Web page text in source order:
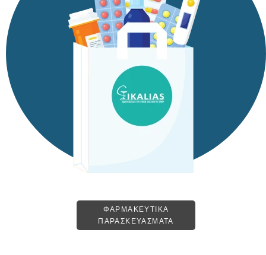
ΦΑΡΜΑΚΕΥΤΙΚΑ
ΠΑΡΑΣΚΕΥΑΣΜΑΤΑ